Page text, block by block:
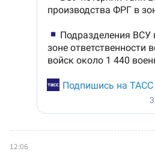
12:06